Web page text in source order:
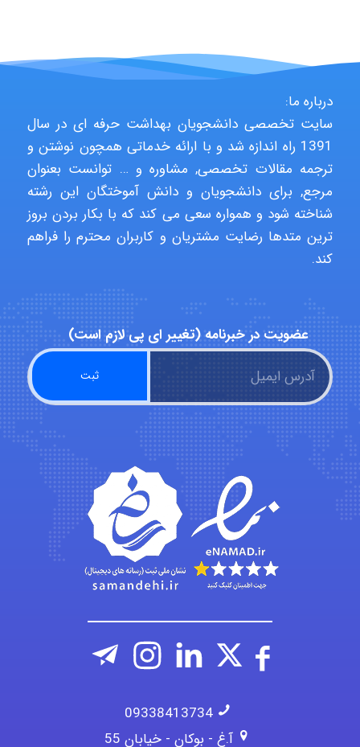
Jafar Tym
aghajari vahid
Poubakhtiari
hosein abdolvand
Kati
emami
ehtesham
درباره ما:
سایت تخصصی دانشجویان بهداشت حرفه ای در سال
1391 راه اندازه شد و با ارائه خدماتی همچون نوشتن و
ترجمه مقالات تخصصی, مشاوره و … توانست بعنوان
مرجع, برای دانشجویان و دانش آموختگان این رشته
شناخته شود و همواره سعی می کند که با بکار بردن بروز
ترین متدها رضایت مشتریان و کاربران محترم را فراهم
کند.
عضویت در خبرنامه (تغییر ای پی لازم است)
09338413734
آ.غ - بوکان - خیابان 55